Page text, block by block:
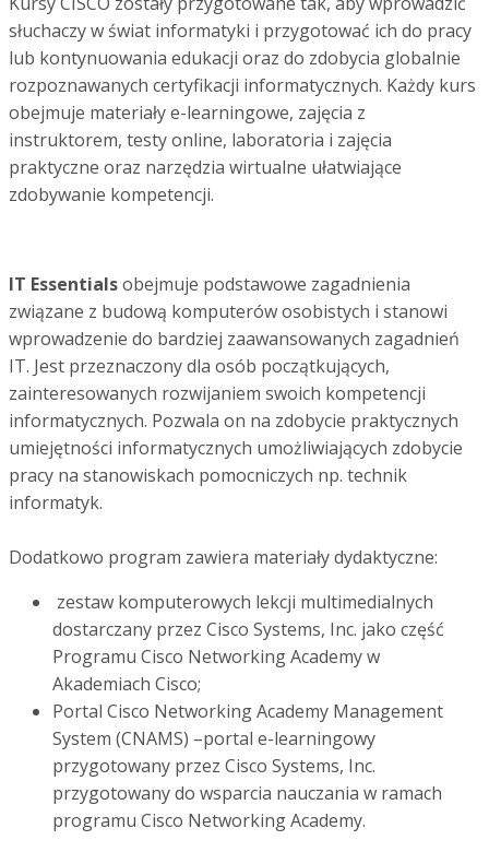
słuchaczy w świat informatyki i przygotować ich do pracy
lub kontynuowania edukacji oraz do zdobycia globalnie
rozpoznawanych certyfikacji informatycznych. Każdy kurs
obejmuje materiały e-learningowe, zajęcia z
instruktorem, testy online, laboratoria i zajęcia
praktyczne oraz narzędzia wirtualne ułatwiające
zdobywanie kompetencji.
IT Essentialsobejmuje podstawowe zagadnienia
związane z budową komputerów osobistych i stanowi
wprowadzenie do bardziej zaawansowanych zagadnień
IT. Jest przeznaczony dla osób początkujących,
zainteresowanych rozwijaniem swoich kompetencji
informatycznych. Pozwala on na zdobycie praktycznych
umiejętności informatycznych umożliwiających zdobycie
pracy na stanowiskach pomocniczych np. technik
informatyk.
Dodatkowo program zawiera materiały dydaktyczne:
zestaw komputerowych lekcji multimedialnych
dostarczany przez Cisco Systems, Inc. jako część
Programu Cisco Networking Academy w
Akademiach Cisco;
Portal Cisco Networking Academy Management
System (CNAMS) –portal e-learningowy
przygotowany przez Cisco Systems, Inc.
przygotowany do wsparcia nauczania w ramach
programu Cisco Networking Academy.